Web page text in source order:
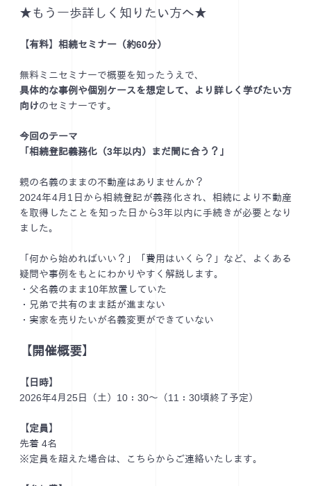
★もう一歩詳しく知りたい方へ★
【有料】相続セミナー（約60分）
無料ミニセミナーで概要を知ったうえで、
具体的な事例や個別ケースを想定して、より詳しく学びたい方
向けのセミナーです。
今回のテーマ
「相続登記義務化（3年以内）まだ間に合う？」
親の名義のままの不動産はありませんか？
2024年4月1日から相続登記が義務化され、相続により不動産
を取得したことを知った日から3年以内に手続きが必要となり
ました。
「何から始めればいい？」「費用はいくら？」など、よくある
疑問や事例をもとにわかりやすく解説します。
・父名義のまま10年放置していた
・兄弟で共有のまま話が進まない
・実家を売りたいが名義変更ができていない
【開催概要】
【日時】
2026年4月25日（土）10：30～（11：30頃終了予定）
【定員】
先着 4名
※定員を超えた場合は、こちらからご連絡いたします。